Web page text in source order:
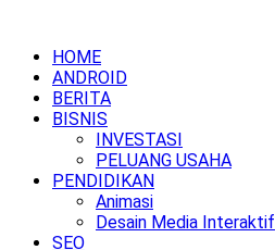
HOME
ANDROID
BERITA
BISNIS
INVESTASI
PELUANG USAHA
PENDIDIKAN
Animasi
Desain Media Interaktif
SEO